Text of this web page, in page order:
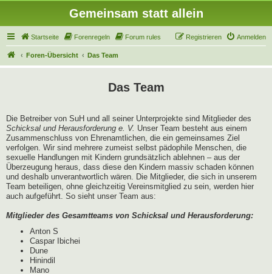
Gemeinsam statt allein
Startseite Forenregeln Forum rules Anmelden
Registrieren
Foren-Übersicht Das Team
Das Team
Die Betreiber von SuH und all seiner Unterprojekte sind Mitglieder des
Schicksal und Herausforderung e. V. Unser Team besteht aus einem
Zusammenschluss von Ehrenamtlichen, die ein gemeinsames Ziel
verfolgen. Wir sind mehrere zumeist selbst pädophile Menschen, die
sexuelle Handlungen mit Kindern grundsätzlich ablehnen – aus der
Überzeugung heraus, dass diese den Kindern massiv schaden können
und deshalb unverantwortlich wären. Die Mitglieder, die sich in unserem
Team beteiligen, ohne gleichzeitig Vereinsmitglied zu sein, werden hier
auch aufgeführt. So sieht unser Team aus:
Mitglieder des Gesamtteams von Schicksal und Herausforderung:
Anton S
Caspar Ibichei
Dune
Hinindil
Mano